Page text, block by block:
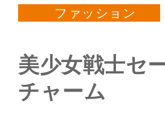
ファッション
美少女戦士セ
チャーム